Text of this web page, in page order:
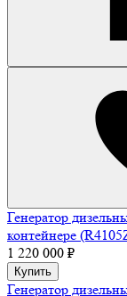
Генератор
контейнере
1 220 000 ₽
Купить
Генератор